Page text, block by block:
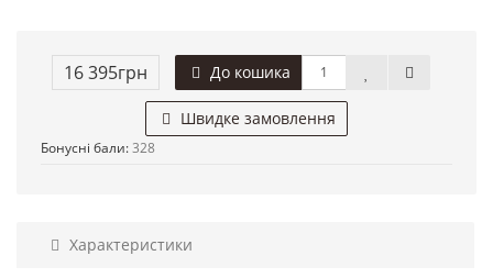
16 395грн До кошика
Швидке замовлення
Бонусні бали: 328
Характеристики